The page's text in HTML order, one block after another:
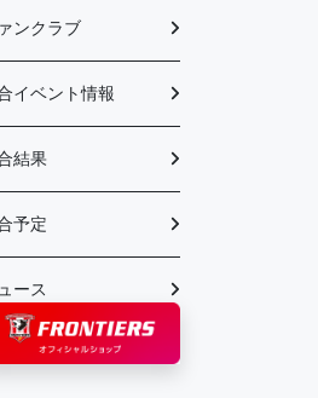
ンクラブ
イベント情報
結果
予定
ース